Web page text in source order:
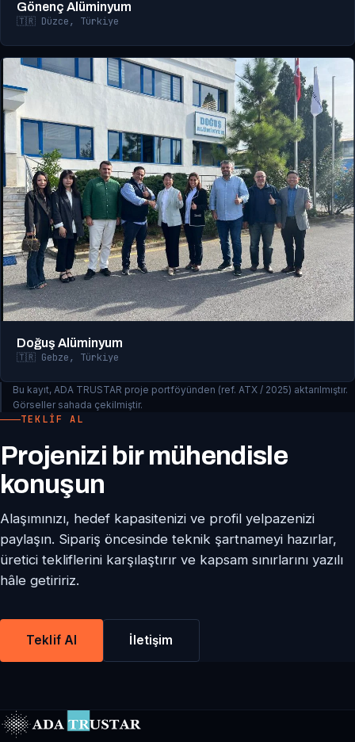
Gönenç Alüminyum
🇹🇷 Düzce, Türkiye
Doğuş Alüminyum
🇹🇷 Gebze, Türkiye
Bu kayıt, ADA TRUSTAR proje portföyünden (ref. ATX / 2025) aktarılmıştır.
Görseller sahada çekilmiştir.
TEKLIF AL
Projenizi bir mühendisle
konuşun
Alaşımınızı, hedef kapasitenizi ve profil yelpazenizi
paylaşın. Sipariş öncesinde teknik şartnameyi hazırlar,
üretici tekliflerini karşılaştırır ve kapsam sınırlarını yazılı
hâle getiririz.
Teklif Al İletişim